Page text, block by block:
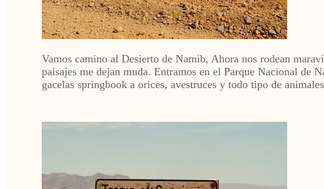
Vamos camino al Desierto de Namib, Ahora nos rodean
paisajes me dejan muda. Entramos en el Parque Nacional de
gacelas springbook a orices, avestruces y todo tipo de